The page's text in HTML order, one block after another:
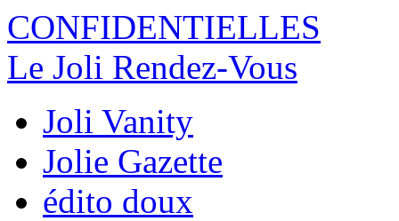
CONFIDENTIELLES
Le Joli Rendez-Vous
Joli Vanity
Jolie Gazette
édito doux